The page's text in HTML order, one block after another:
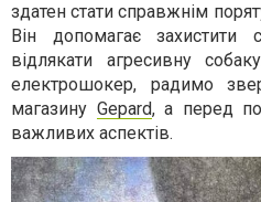
здатен стати справжнім
Він допомагає захистити
відлякати агресивну
електрошокер, радимо
магазину Gepard, а перед
важливих аспектів.